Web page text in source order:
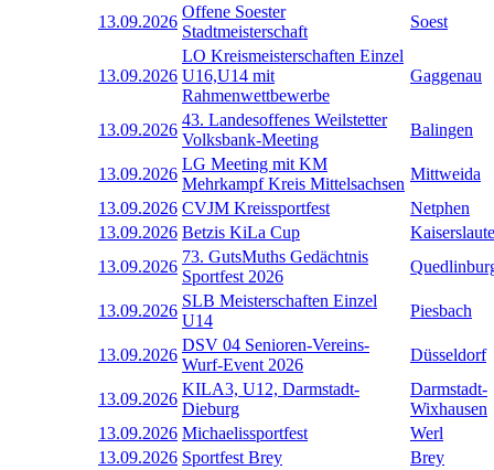
13.09.2026
Offene Soester
Stadtmeisterschaft
Soest
13.09.2026
LO Kreismeisterschaften Einzel
U16,U14 mit
Rahmenwettbewerbe
Gaggenau
13.09.2026
43. Landesoffenes Weilstetter
Volksbank-Meeting
Balingen
13.09.2026
LG Meeting mit KM
Mehrkampf Kreis Mittelsachsen
Mittweida
13.09.2026 CVJM Kreissportfest
Netphen
13.09.2026 Betzis KiLa Cup
13.09.2026
73. GutsMuths Gedächtnis
Sportfest 2026
13.09.2026
SLB Meisterschaften Einzel
U14
Piesbach
13.09.2026
DSV 04 Senioren-Vereins-
Wurf-Event 2026
Düsseldorf
13.09.2026
KILA3, U12, Darmstadt-
Dieburg
Darmstadt-
Wixhausen
13.09.2026 Michaelissportfest
Werl
13.09.2026 Sportfest Brey
Brey